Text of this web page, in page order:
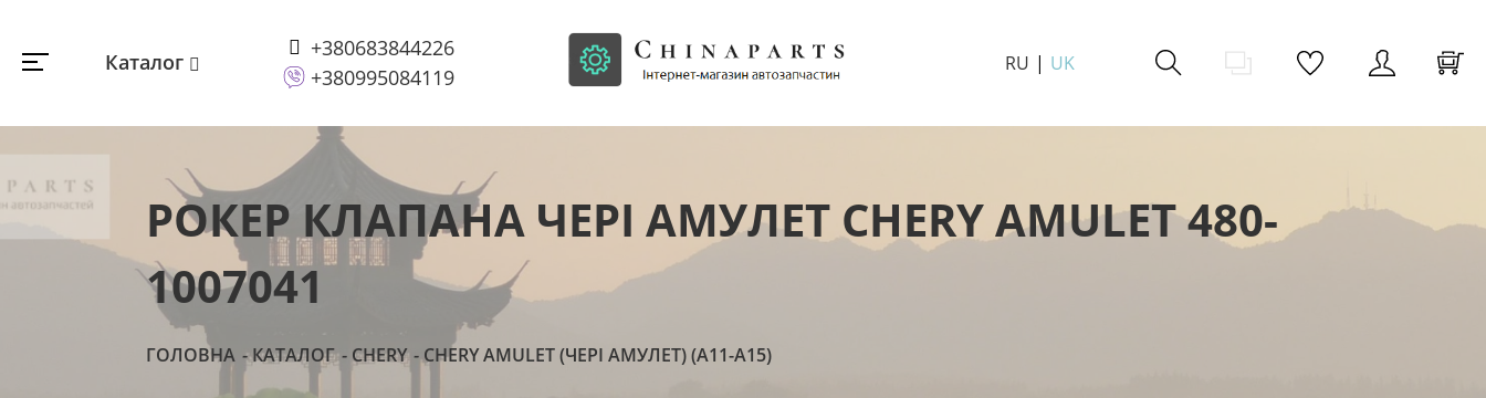
Каталог
+380683844226
+380995084119
RU UK
РОКЕР КЛАПАНА ЧЕРІ АМУЛЕТ CHERY AMULET 480-
1007041
ГОЛОВНА КАТАЛОГ CHERY CHERY AMULET (ЧЕРІ АМУЛЕТ) (А11-А15)